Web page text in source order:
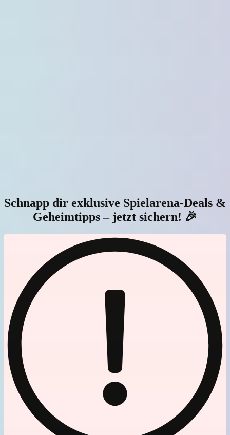
Schnapp dir exklusive Spielarena-Deals &
Geheimtipps – jetzt sichern! 🎉